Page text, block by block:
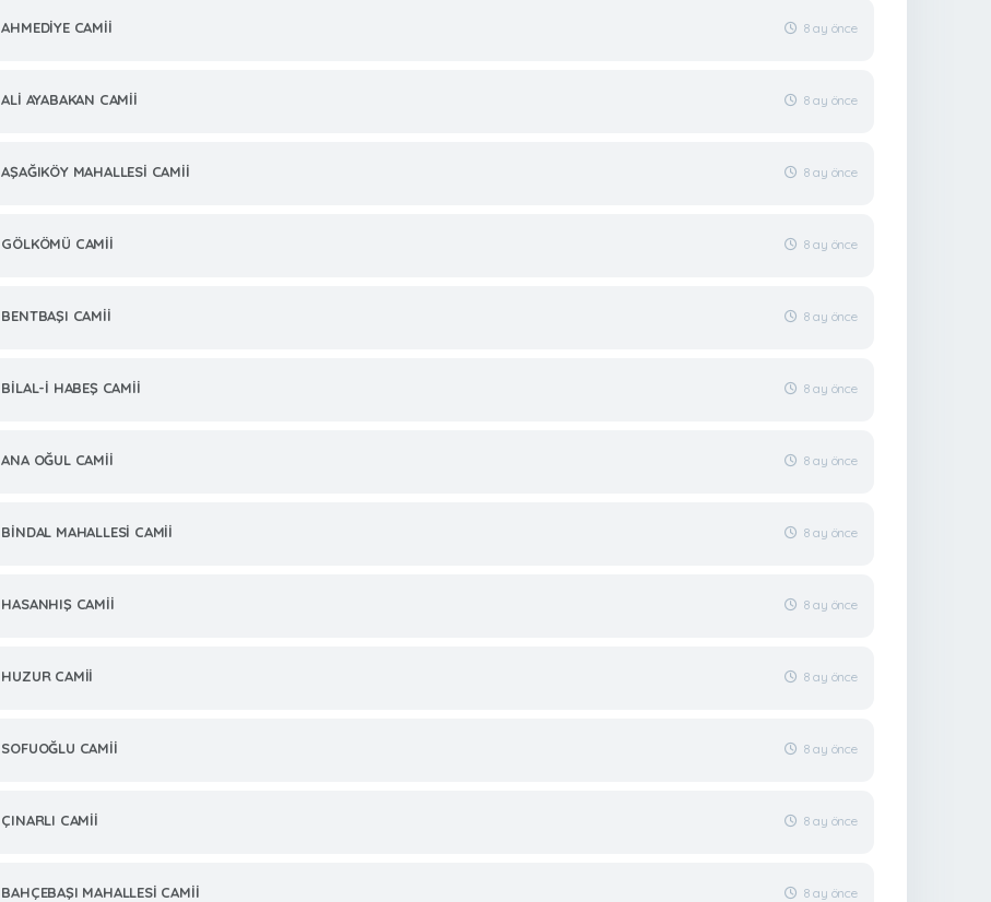
AHMEDİYE CAMİİ 8 ay önce
ALİ AYABAKAN CAMİİ 8 ay önce
AŞAĞIKÖY MAHALLESİ CAMİİ 8 ay önce
GÖLKÖMÜ CAMİİ 8 ay önce
BENTBAŞI CAMİİ 8 ay önce
BİLAL-İ HABEŞ CAMİİ 8 ay önce
ANA OĞUL CAMİİ 8 ay önce
BİNDAL MAHALLESİ CAMİİ 8 ay önce
HASANHIŞ CAMİİ 8 ay önce
HUZUR CAMİİ 8 ay önce
SOFUOĞLU CAMİİ 8 ay önce
ÇINARLI CAMİİ 8 ay önce
BAHÇEBAŞI MAHALLESİ CAMİİ 8 ay önce